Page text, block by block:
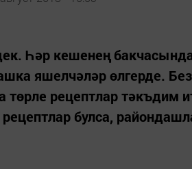
Һәр кешенең
яшелчәләр өлгерде.
рецептлар тәкъдим
булса,